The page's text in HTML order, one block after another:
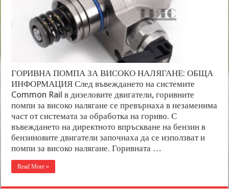
ГОРИВНА ПОМПА ЗА ВИСОКО НАЛЯГАНЕ: ОБЩА
ИНФОРМАЦИЯ След въвеждането на системите
Common Rail в дизеловите двигатели, горивните
помпи за високо налягане се превърнаха в незаменима
част от системата за обработка на гориво. С
въвеждането на директното впръскване на бензин в
бензиновите двигатели започнаха да се използват и
помпи за високо налягане. Горивната …
Read More »